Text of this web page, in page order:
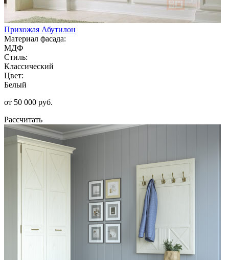
Прихожая Абутилон
Материал фасада:
МДФ
Стиль:
Классический
Цвет:
Белый
от 50 000 руб.
Рассчитать